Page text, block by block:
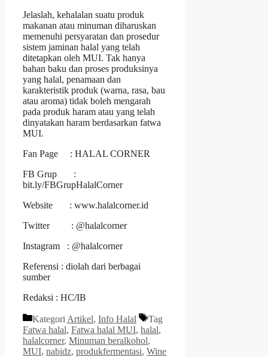
Jelaslah, kehalalan suatu produk
makanan atau minuman diharuskan
memenuhi persyaratan dan prosedur
sistem jaminan halal yang telah
ditetapkan oleh MUI. Tak hanya
bahan baku dan proses produksinya
yang halal, penamaan dan
karakteristik produk (warna, rasa, bau
atau aroma) tidak boleh mengarah
pada produk haram atau yang telah
dinyatakan haram berdasarkan fatwa
MUI.
Fan Page : HALAL CORNER
FB Grup :
bit.ly/FBGrupHalalCorner
Website : www.halalcorner.id
Twitter : @halalcorner
Instagram : @halalcorner
Referensi : diolah dari berbagai
sumber
Redaksi : HC/IB
Kategori Artikel, Info Halal
Tag
Fatwa halal, Fatwa halal MUI, halal,
halalcorner, Minuman beralkohol,
MUI, nabidz, produkfermentasi, Wine